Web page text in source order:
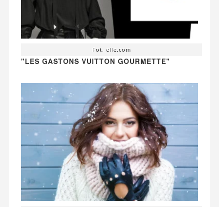
Fot. elle.com
"LES GASTONS VUITTON GOURMETTE"